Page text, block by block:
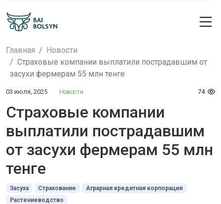
Главная
Новости
Страховые компании выплатили пострадавшим от
засухи фермерам 55 млн тенге
03 июля, 2025 Новости 74
Страховые компании
выплатили пострадавшим
от засухи фермерам 55 млн
тенге
Засуха Страхование
Аграрная кредитная корпорация
Растениеводство